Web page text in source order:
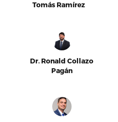
Tomás Ramírez
Dr. Ronald Collazo
Pagán